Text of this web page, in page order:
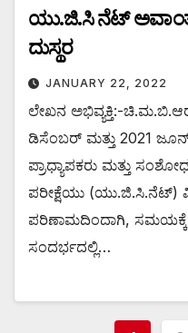
ಯು.ಜಿ.ಸಿ ನೆಟ್
ದುಸ್ಥರ
JANUARY 22, 2022
ಲೇಖನ ಅಭಿವ್ಯಕ್ತಿ:-
ಡಿಸೆಂಬರ್ ಮತ್ತು 2021
ಪ್ರಾಧ್ಯಾಪಕರು ಮತ್ತು
ಪರೀಕ್ಷೆಯು (ಯು.ಜಿ.ಸಿ.ನೆಟ್)
ಪರಿಣಾಮದಿಂದಾಗಿ, ಸಮಯಕ್ಕೆ
ಸಂದರ್ಭದಲ್ಲಿ…